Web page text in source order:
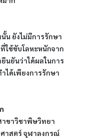
น ยังไม่มีการรักษา
ใช้ขับโลหะหนักจาก
นยันว่าได้ผลในการ
ได้เพียงการรักษา
าขาวิชาพิษวิทยา
าสตร์ จุฬาลงกรณ์